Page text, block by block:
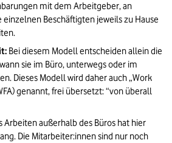
mit dem Arbeitgeber, an
einzelnen Beschäftigten jeweils zu Hause
Bei diesem Modell entscheiden allein die
sie im Büro, unterwegs oder im
Dieses Modell wird daher auch „Work
genannt, frei übersetzt: “von überall
Arbeiten außerhalb des Büros hat hier
Die Mitarbeiter:innen sind nur noch